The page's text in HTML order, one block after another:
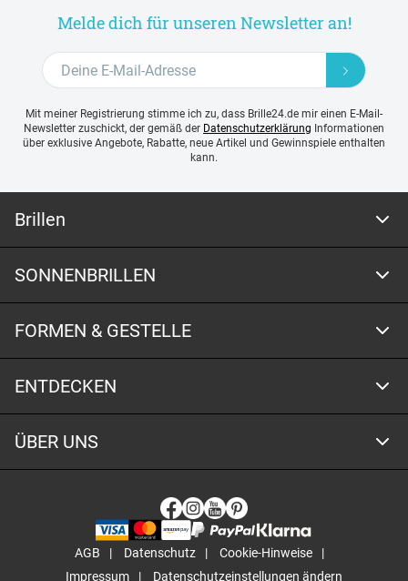
Melde dich für unseren Newsletter an!
Mit meiner Registrierung stimme ich zu, dass Brille24.de mir einen E-Mail-
Newsletter zuschickt, der gemäß der Datenschutzerklärung Informationen
über exklusive Angebote, Rabatte, neue Artikel und Gewinnspiele enthalten
kann.
Brillen
SONNENBRILLEN
FORMEN & GESTELLE
ENTDECKEN
ÜBER UNS
AGB Datenschutz
Cookie-Hinweise
Impressum
Datenschutzeinstellungen ändern